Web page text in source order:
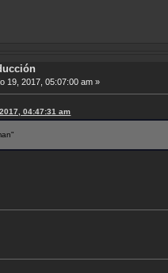
19, 2017, 05:07:00 am »
04:47:31 am